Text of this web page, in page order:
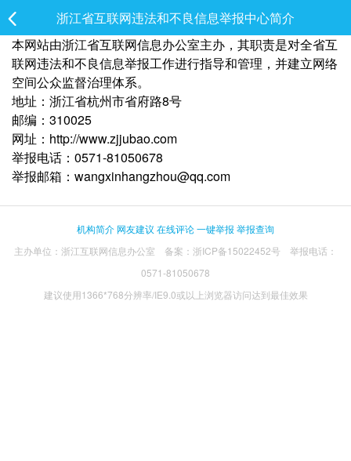
浙江省互联网违法和不良信息举报中心简介
本网站由浙江省互联网信息办公室主办，其职责是对全省互
联网违法和不良信息举报工作进行指导和管理，并建立网络
空间公众监督治理体系。
地址：浙江省杭州市省府路8号
邮编：310025
网址：http://www.zjjubao.com
举报电话：0571-81050678
举报邮箱：wangxinhangzhou@qq.com
机构简介 网友建议 在线评论一键举报 举报查询
主办单位：浙江互联网信息办公室 备案：浙ICP备15022452号 举报电话：
0571-81050678
建议使用1366*768分辨率/IE9.0或以上浏览器访问达到最佳效果